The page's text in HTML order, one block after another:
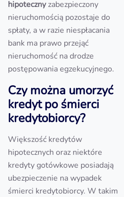
hipotecznyzabezpieczony
nieruchomością pozostaje do
spłaty, a w razie niespłacania
bank ma prawo przejąć
nieruchomość na drodze
postępowania egzekucyjnego.
Czy można umorzyć
kredyt po śmierci
kredytobiorcy?
Większość kredytów
hipotecznych oraz niektóre
kredyty gotówkowe posiadają
ubezpieczenie na wypadek
śmierci kredytobiorcy. W takim